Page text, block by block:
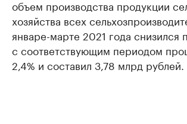
объем производства продукции
хозяйства всех
январе-марте 2021 года снизился
с соответствующим периодом
2,4% и составил 3,78 млрд рублей.